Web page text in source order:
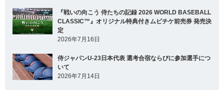
『戦いの向こう 侍たちの記録 2026 WORLD BASEBALL
CLASSIC™』オリジナル特典付きムビチケ前売券 発売決
定
2026年7月16日
侍ジャパンU-23日本代表 選考合宿ならびに参加選手につ
いて
2026年7月14日